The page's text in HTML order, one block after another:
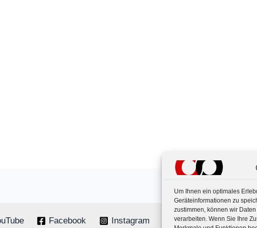
Um Ihnen ein optimales
Geräteinformationen zu
zustimmen, können wir
verarbeiten. Wenn Sie Ihre
Facebook Instagram Linkedin Xing